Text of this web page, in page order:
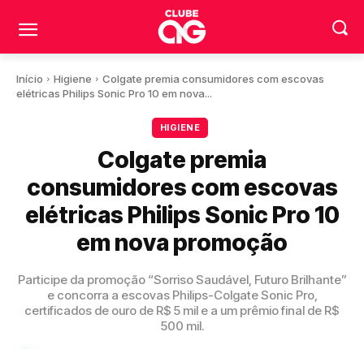
Início Higiene
Colgate premia consumidores com escovas
elétricas Philips Sonic Pro 10 em nova...
HIGIENE
Colgate premia
consumidores com escovas
elétricas Philips Sonic Pro 10
em nova promoção
Participe da promoção “Sorriso Saudável, Futuro Brilhante”
e concorra a escovas Philips-Colgate Sonic Pro,
certificados de ouro de R$ 5 mil e a um prêmio final de R$
500 mil.